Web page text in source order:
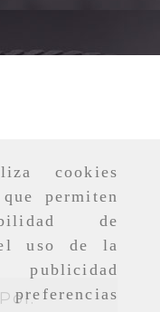
cookies
permiten
de
el uso de la